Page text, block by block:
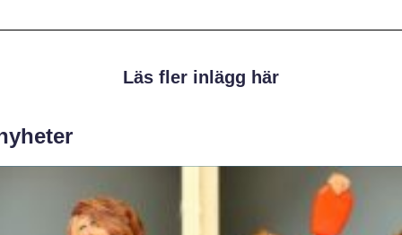
Läs fler inlägg här